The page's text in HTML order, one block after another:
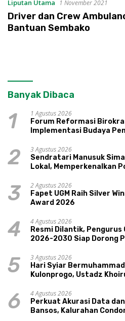
Liputan Utama 1 November 2021
Driver dan Crew
Bantuan Sembako
Banyak Dibaca
1
1 Agustus 2026
Forum Reformasi
Implementasi Budaya
2
3 Agustus 2026
Sendratari Manusuk
Lokal, Memperkenalkan
3
2 Agustus 2026
Fapet UGM Raih Silver
Award 2026
4
4 Agustus 2026
Resmi Dilantik, Pengurus
2026-2030 Siap Dorong
5
3 Agustus 2026
Hari Syiar
Kulonprogo, Ustadz
6
4 Agustus 2026
Perkuat Akurasi Data
Bansos, Kalurahan